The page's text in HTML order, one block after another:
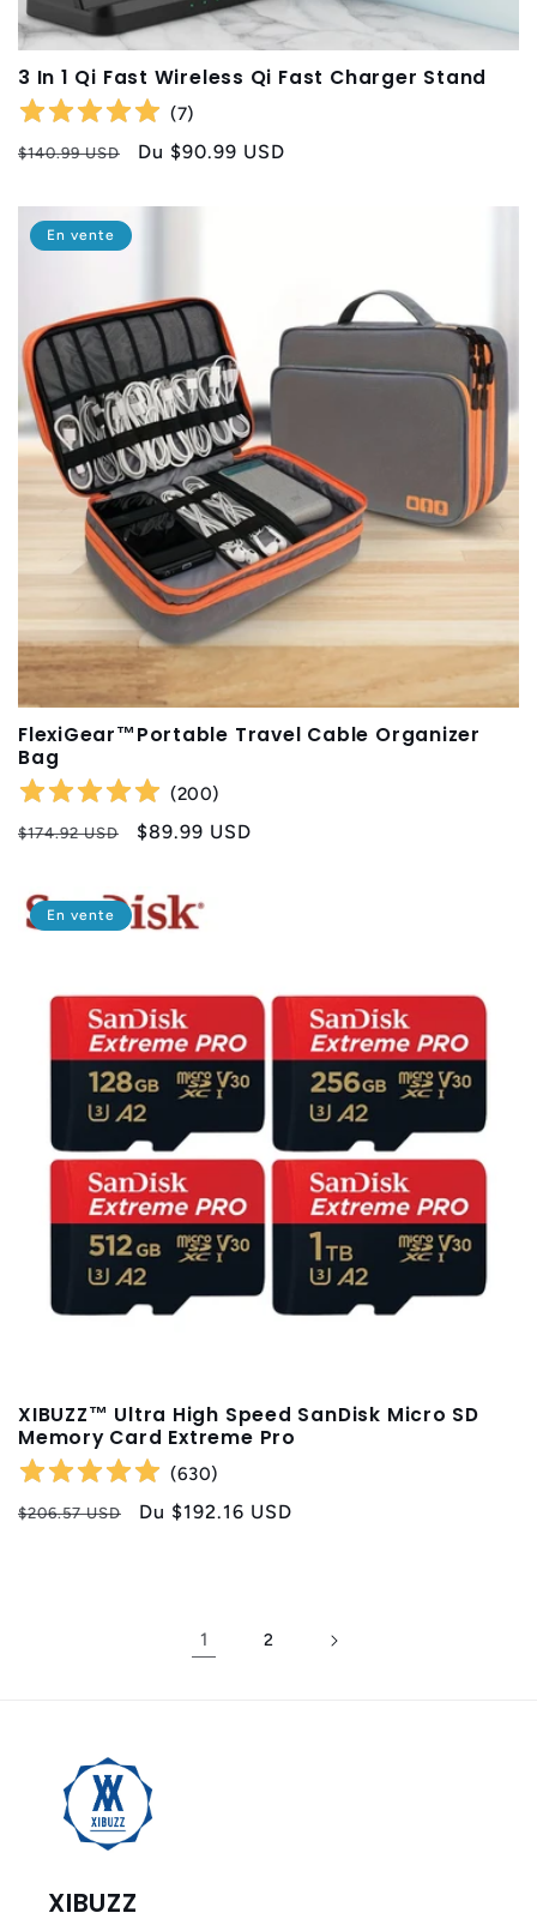
3 In 1 Qi Fast Wireless Qi Fast Charger Stand
(7)
Prix
$140.99 USD
Prix
Du $90.99 USD
En vente
FlexiGear™Portable Travel Cable Organizer
Bag
(200)
Prix
$174.92 USD
Prix
$89.99 USD
En vente
XIBUZZ™ Ultra High Speed SanDisk Micro SD
Memory Card Extreme Pro
(630)
Prix
$206.57 USD
Prix
Du $192.16 USD
1 2
XIBUZZ